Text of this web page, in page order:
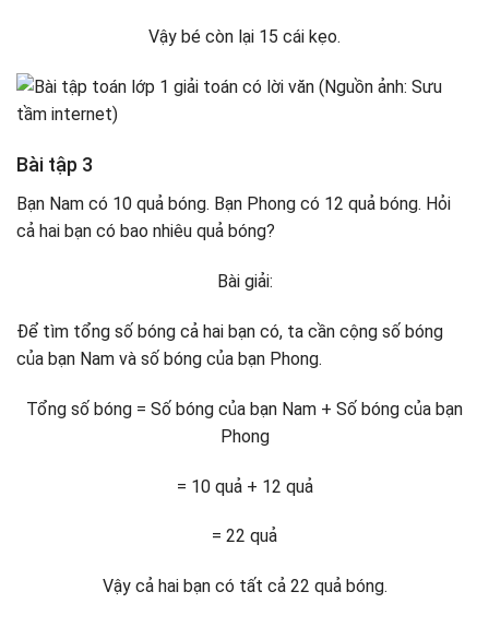
Vậy bé còn lại 15 cái kẹo.
Bài tập 3
Bạn Nam có 10 quả bóng. Bạn Phong có 12 quả bóng. Hỏi
cả hai bạn có bao nhiêu quả bóng?
Bài giải:
Để tìm tổng số bóng cả hai bạn có, ta cần cộng số bóng
của bạn Nam và số bóng của bạn Phong.
Tổng số bóng = Số bóng của bạn Nam + Số bóng của bạn
Phong
= 10 quả + 12 quả
= 22 quả
Vậy cả hai bạn có tất cả 22 quả bóng.